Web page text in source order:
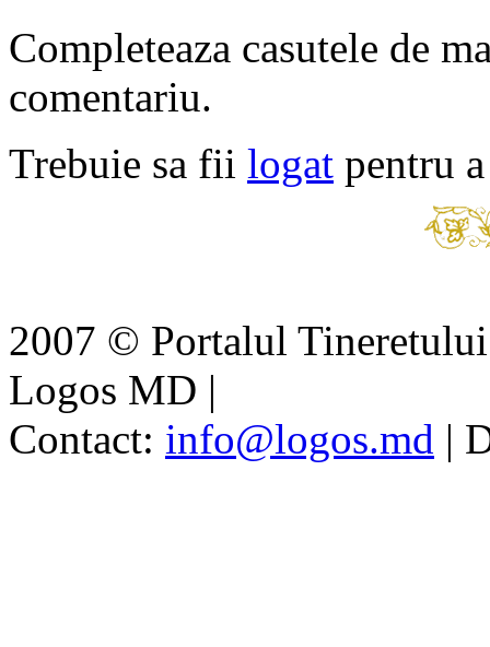
Completeaza casutele de
comentariu.
Trebuie sa fii logat pentru
2007 © Portalul
Logos MD |
Contact: info@logos.md |